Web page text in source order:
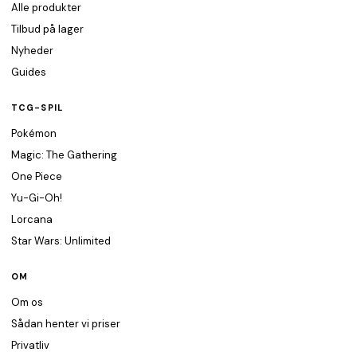
Alle produkter
Tilbud på lager
Nyheder
Guides
TCG-SPIL
Pokémon
Magic: The Gathering
One Piece
Yu-Gi-Oh!
Lorcana
Star Wars: Unlimited
OM
Om os
Sådan henter vi priser
Privatliv